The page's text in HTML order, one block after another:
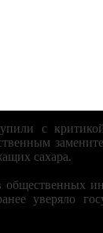
консерванты
даже самых
с
сахара.
уверяло